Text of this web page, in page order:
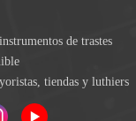
de trastes
tiendas y luthiers